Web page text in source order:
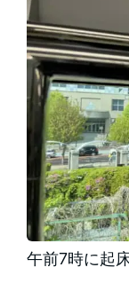
午前7時に起